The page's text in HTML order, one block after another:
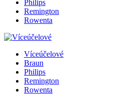
Philips
Remington
Rowenta
Víceúčelové
Braun
Philips
Remington
Rowenta